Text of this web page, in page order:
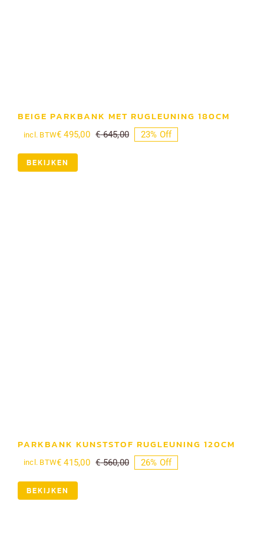
BEIGE PARKBANK MET RUGLEUNING 180CM
€645,00Oorspronkelijke
€ 495,00
Huidige
incl. BTW 23% Off
BEKIJKEN
PARKBANK KUNSTSTOF RUGLEUNING 120CM
€560,00Oorspronkelijke
€ 415,00
Huidige
incl. BTW 26% Off
BEKIJKEN